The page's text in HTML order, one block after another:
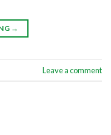
→
Leave a comment